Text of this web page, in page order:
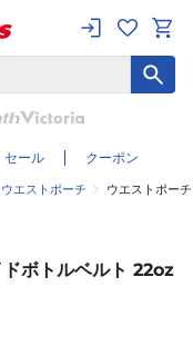
セール クーポン
ウエストポーチ ウエストポー
ボトルベルト 22oz